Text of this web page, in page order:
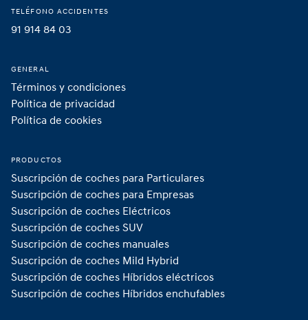
TELÉFONO ACCIDENTES
91 914 84 03
GENERAL
Términos y condiciones
Política de privacidad
Política de cookies
PRODUCTOS
Suscripción de coches para Particulares
Suscripción de coches para Empresas
Suscripción de coches Eléctricos
Suscripción de coches SUV
Suscripción de coches manuales
Suscripción de coches Mild Hybrid
Suscripción de coches Híbridos eléctricos
Suscripción de coches Híbridos enchufables